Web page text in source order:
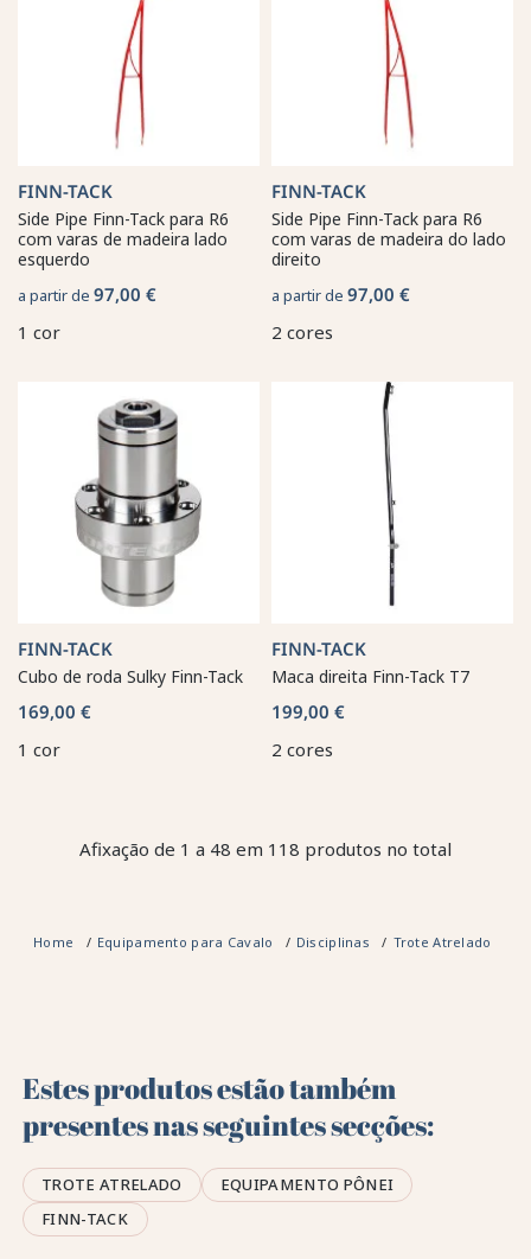
FINN-TACK
Side Pipe Finn-Tack para R6
com varas de madeira lado
esquerdo
a partir de 97,00 €
1 cor
FINN-TACK
Side Pipe Finn-Tack para R6
com varas de madeira do lado
direito
a partir de 97,00 €
2 cores
FINN-TACK
Cubo de roda Sulky Finn-Tack
169,00 €
1 cor
FINN-TACK
Maca direita Finn-Tack T7
199,00 €
2 cores
Afixação de 1 a 48 em 118 produtos no total
Home Equipamento para Cavalo Disciplinas Trote Atrelado
Estes produtos estão também
presentes nas seguintes secções:
TROTE ATRELADO
EQUIPAMENTO PÔNEI
FINN-TACK